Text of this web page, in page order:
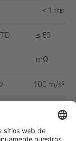
< 1 ms
≤ 50
mΩ
100 m/s²